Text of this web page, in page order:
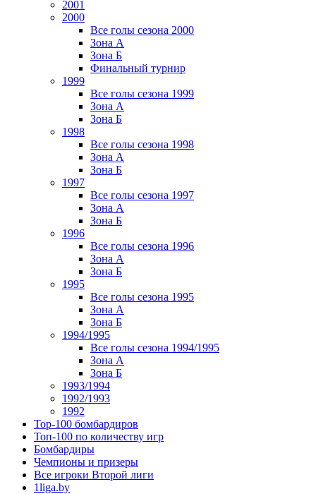
2001
2000
Все голы сезона 2000
Зона А
Зона Б
Финальный турнир
1999
Все голы сезона 1999
Зона А
Зона Б
1998
Все голы сезона 1998
Зона А
Зона Б
1997
Все голы сезона 1997
Зона А
Зона Б
1996
Все голы сезона 1996
Зона А
Зона Б
1995
Все голы сезона 1995
Зона А
Зона Б
1994/1995
Все голы сезона 1994/1995
Зона А
Зона Б
1993/1994
1992/1993
1992
Top-100 бомбардиров
Топ-100 по количеству игр
Бомбардиры
Чемпионы и призеры
Все игроки Второй лиги
1liga.by